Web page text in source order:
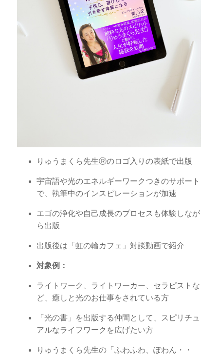
りゅうまくら先生Ⓡのロゴ入りの表紙で出版
宇宙語や光のエネルギーワークつきのサポート
で、執筆中のインスピレーションが加速
エゴの浄化や自己成長のプロセスも体験しなが
ら出版
出版後は「虹の輪カフェ」対談動画で紹介
対象例：
ライトワーク、ライトワーカー、セラピストな
ど、癒しと光のお仕事をされている方
「光の書」を出版する仲間として、スピリチュ
アルなライフワークを広げたい方
りゅうまくら先生の「ふわふわ、ぽわん・・